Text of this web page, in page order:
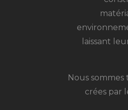
laissant
Nous
crées par